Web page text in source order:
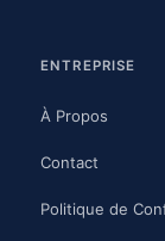
ENTREPRISE
À Propos
Contact
Politique de